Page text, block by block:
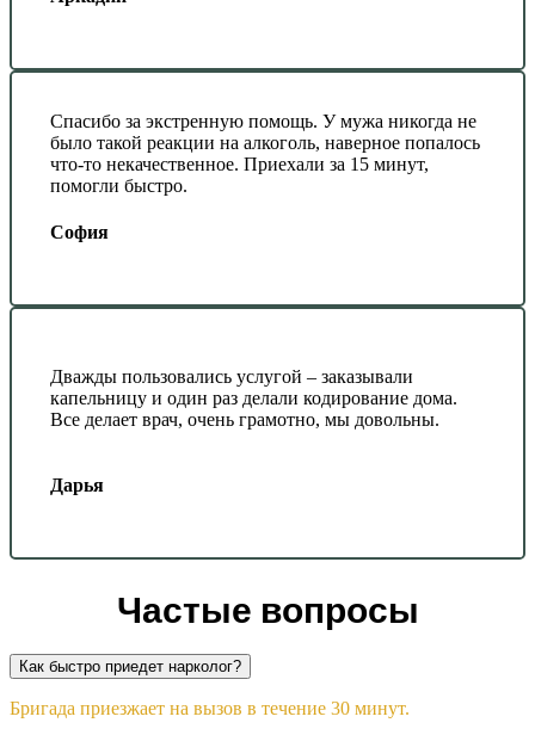
Спасибо за экстренную помощь. У мужа никогда не
было такой реакции на алкоголь, наверное попалось
что-то некачественное. Приехали за 15 минут,
помогли быстро.
София
Дважды пользовались услугой – заказывали
капельницу и один раз делали кодирование дома.
Все делает врач, очень грамотно, мы довольны.
Дарья
Частые вопросы
Как быстро приедет нарколог?
Бригада приезжает на вызов в течение 30 минут.